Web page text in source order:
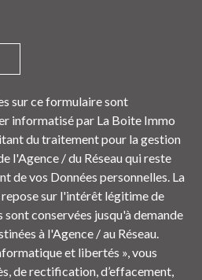
sur ce formulaire sont
informatisé par La Boite Immo
du traitement pour la gestion
l'Agence / du Réseau qui reste
de vos Données personnelles. La
sur l'intérêt légitime de
sont conservées jusqu'à demande
à l'Agence / au Réseau.
et libertés », vous
de rectification, d’effacement,